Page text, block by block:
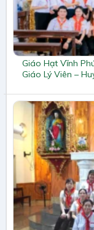
Giáo Hạt Vĩnh
Giáo Lý Viên –